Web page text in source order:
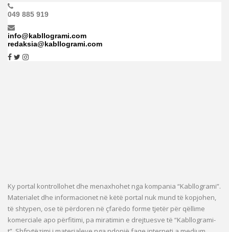
049 885 919
info@kabllogrami.com
redaksia@kabllogrami.com
Ky portal kontrollohet dhe menaxhohet nga kompania “Kabllogrami”.
Materialet dhe informacionet në këtë portal nuk mund të kopjohen,
të shtypen, ose të përdoren në çfarëdo forme tjetër për qëllime
komerciale apo përfitimi, pa miratimin e drejtuesve të “Kabllogrami-